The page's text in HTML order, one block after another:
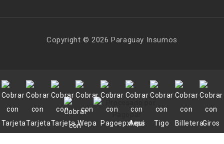
Copyright © 2026 Paraguay Insumos